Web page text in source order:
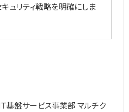
ュリティ戦略を明確にしま
盤サービス事業部 マルチク